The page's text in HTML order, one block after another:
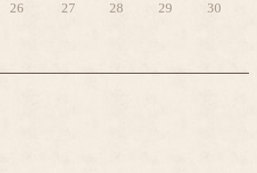
26 27 28 29
30